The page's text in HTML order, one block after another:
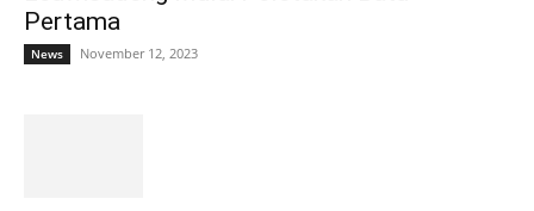
Pertama
News November 12, 2023